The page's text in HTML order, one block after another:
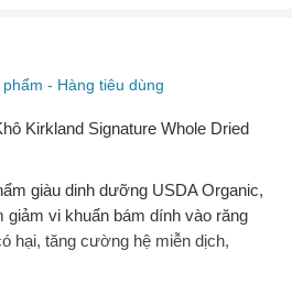
- Hàng tiêu dùng
Kirkland Signature Whole Dried
giàu dinh dưỡng USDA Organic,
giảm vi khuẩn bám dính vào răng
hại, tăng cường hệ miễn dịch,